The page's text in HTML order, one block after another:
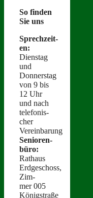
So find­en
Sie uns
Sprechzeit­
en:
Dien­stag
und
Donnerstag
von 9 bis
12 Uhr
und nach
tele­fonis­
ch­er
Vereinbarung
Senioren­
büro:
Rathaus
Erdgeschoss,
Zim­
mer 005
Königstraße